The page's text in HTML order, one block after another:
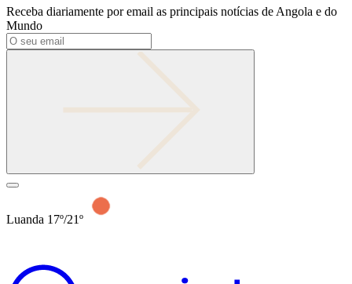
Receba diariamente por email as principais notícias de Angola e do
Mundo
Luanda 17º/21º